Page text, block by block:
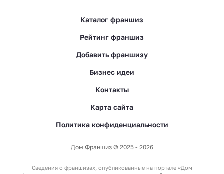
Каталог франшиз
Рейтинг франшиз
Добавить франшизу
Бизнес идеи
Контакты
Карта сайта
Политика конфиденциальности
Дом Франшиз © 2025 - 2026